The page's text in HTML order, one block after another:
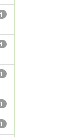
1
1
1
1
1